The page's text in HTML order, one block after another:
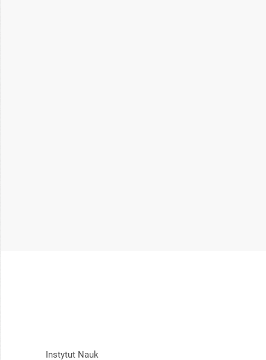
Instytut Nauk